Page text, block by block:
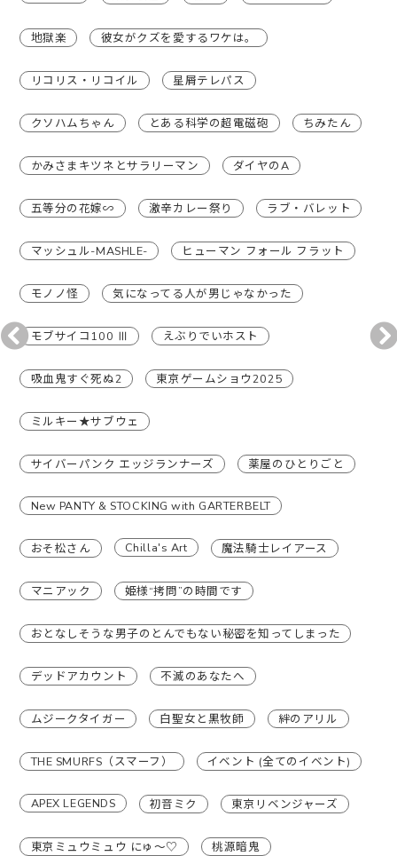
地獄楽 彼女がクズを愛するワケは。
リコリス・リコイル 星屑テレパス
クソハムちゃん とある科学の超電磁砲 ちみたん
かみさまキツネとサラリーマン ダイヤのA
五等分の花嫁∽ 激辛カレー祭り ラブ・バレット
マッシュル-MASHLE- ヒューマン フォール フラット
モノノ怪 気になってる人が男じゃなかった
モブサイコ100 Ⅲ えぶりでいホスト
吸血鬼すぐ死ぬ2 東京ゲームショウ2025
ミルキー★サブウェ
サイバーパンク エッジランナーズ 薬屋のひとりごと
New PANTY & STOCKING with GARTERBELT
おそ松さん Chilla's Art 魔法騎士レイアース
マニアック 姫様“拷問”の時間です
おとなしそうな男子のとんでもない秘密を知ってしまった
デッドアカウント 不滅のあなたへ
ムジークタイガー 白聖女と黒牧師 絆のアリル
THE SMURFS（スマーフ） イベント (全てのイベント)
APEX LEGENDS 初音ミク 東京リベンジャーズ
東京ミュウミュウ にゅ〜♡ 桃源暗鬼